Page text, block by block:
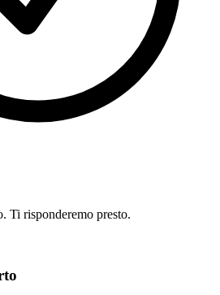
Ti risponderemo presto.